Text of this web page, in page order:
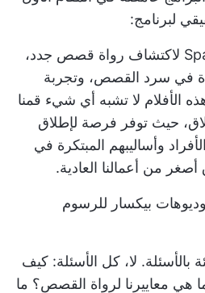
لبرنامج:
صُمم برنامج SparkShorts لاكتشاف رواة قصص جدد،
في سرد القصص، وتجربة
الأفلام لا تشبه أي شيء قمنا
حيث توفر فرصة لإطلاق
وأساليبهم المبتكرة في
من أعمالنا العادية.
بيكسار للرسوم
بالأسئلة. لا، كل الأسئلة: كيف
معاييرنا لرواة القصص؟ ما